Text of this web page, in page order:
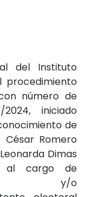
del Instituto
procedimiento
número de
2024, iniciado
de
César Romero
Dimas
al cargo de
y/o